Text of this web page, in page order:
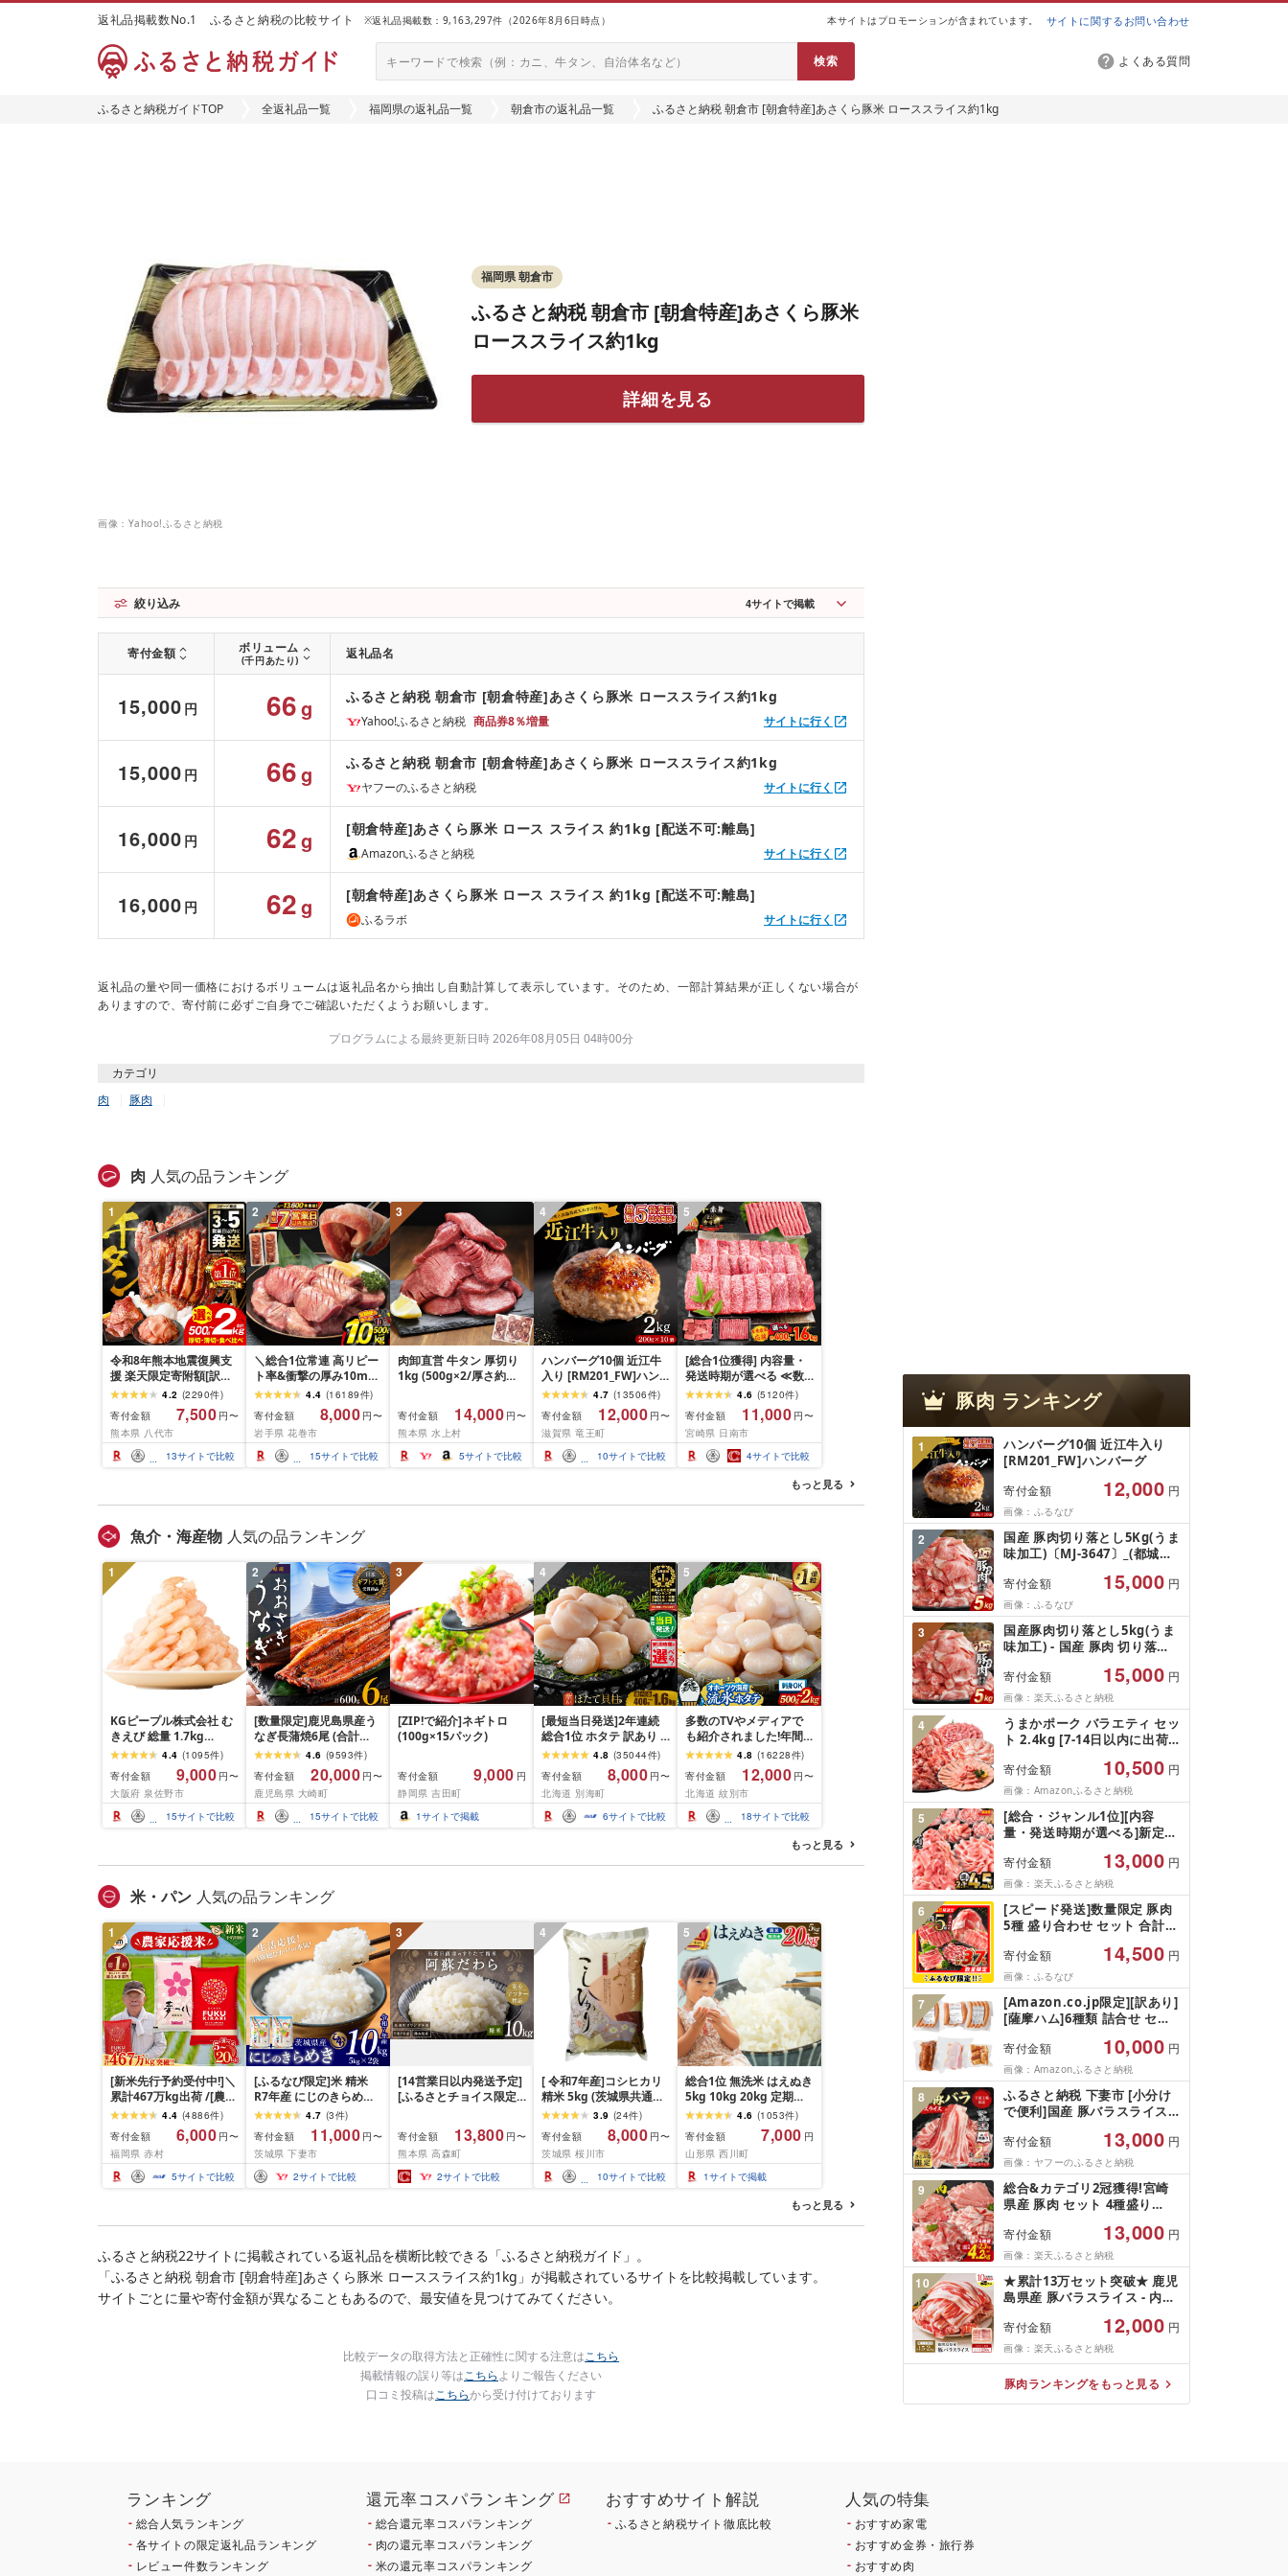
返礼品掲載数No.1 ふるさと納税の比較サイト ※返礼品掲載数：9,163,297件（2026年8月6日時点） 本サイトはプロモーションが含まれています。 サイトに関するお問い合わせ
よくある質問
ふるさと納税ガイドTOP 全返礼品一覧 福岡県の返礼品一覧 朝倉市の返礼品一覧 ふるさと納税 朝倉市 [朝倉特産]あさくら豚米 ローススライス約1kg
画像：Yahoo!ふるさと納税
福岡県 朝倉市
ふるさと納税 朝倉市 [朝倉特産]あさくら豚米
ローススライス約1kg
詳細を見る
絞り込み 4サイトで掲載
寄付金額 ボリューム
(千円あたり) 返礼品名
15,000 円 66g Yahoo!ふるさと納税
ふるさと納税 朝倉市 [朝倉特産]あさくら豚米 ローススライス約1kg
商品券8％増量 サイトに行く
15,000 円 66g ヤフーのふるさと納税
ふるさと納税 朝倉市 [朝倉特産]あさくら豚米 ローススライス約1kg
サイトに行く
16,000 円 62g Amazonふるさと納税
[朝倉特産]あさくら豚米 ロース スライス 約1kg [配送不可:離島]
サイトに行く
16,000 円 62g ふるラボ
[朝倉特産]あさくら豚米 ロース スライス 約1kg [配送不可:離島]
サイトに行く
返礼品の量や同一価格におけるボリュームは返礼品名から抽出し自動計算して表示しています。そのため、一部計算結果が正しくない場合が
ありますので、寄付前に必ずご自身でご確認いただくようお願いします。
プログラムによる最終更新日時 2026年08月05日 04時00分
カテゴリ
肉
豚肉
肉 人気の品ランキング
1
令和8年熊本地震復興支
援 楽天限定寄附額[訳あ
り]牛タン 500g〜2kg 肉
牛肉 訳あり 牛タン 冷凍
小分け 厚切り 薄切り 食
べ比べ 500g 1kg 1.5kg
2kg 牛 人気 ビーフ 牛た
ん ふるさと納税 ランキ
4.2 (2290件)
寄付金額
7,500 円〜
熊本県 八代市
13サイトで比較
2
＼総合1位常連 高リピー
ト率&衝撃の厚み10mm
厚切り牛タン 塩味/ ≪ス
ピード発送!!10営業日以
内発送≫ 選べる内容量
500g / 1kg 定期便 毎月
届く 牛肉 肉 BBQ ふるさ
と 人気 ランキング 岩手
4.4 (16189件)
寄付金額
8,000 円〜
岩手県 花巻市
15サイトで比較
3
肉卸直営 牛タン 厚切り
1kg (500g×2/厚さ約
牛肉 焼肉 冷凍 スライス
業務用 バーベキュー
BBQ おつまみ ギフト お
祝い お中元 夏ギフト
寄付金額 14,000 円〜
熊本県 水上村
5サイトで比較
4
ハンバーグ10個 近江牛
入り [RM201_FW]ハン
バーグ
4.7 (13506件)
寄付金額
12,000 円〜
滋賀県 竜王町
10サイトで比較
5
[総合1位獲得] 内容量・
発送時期が選べる ≪数
量限定≫ 宮崎牛 赤身 ス
ライス 焼肉 国産 肉 牛肉
薄切り 黒毛和牛 A4 A5
人気 小分け 焼き肉 すき
焼き しゃぶしゃぶ 牛丼
BBQ ギフト 贈り物 おす
すめ 畜産農家応援 ミヤ
4.6 (5120件)
寄付金額
11,000 円〜
宮崎県 日南市
4サイトで比較
もっと見る
魚介・海産物 人気の品ランキング
1
KGピープル株式会社 む
きえび 総量 1.7kg
(850g×2P) 特大 5Lサイ
ズ バナメイエビ バラ凍
結 下処理不要 サイズ不
揃い 訳あり
4.4 (1095件)
寄付金額
9,000 円〜
大阪府 泉佐野市
15サイトで比較
2
[数量限定]鹿児島県産う
なぎ長蒲焼6尾 (合計
600g以上)4.6 (9593件)
寄付金額
20,000 円〜
鹿児島県 大崎町
15サイトで比較
3
[ZIP!で紹介]ネギトロ
(100g×15パック)
寄付金額 9,000 円
静岡県 吉田町
1サイトで掲載
4
[最短当日発送]2年連続
総合1位 ホタテ 訳あり (
ふるさと納税 ほたて ふ
るさと納税 訳あり 帆立
ふるさと わけあり ホタ
テ貝柱 貝 人気 不揃い 刺
身 規格外 魚介 ランキン
グ 海鮮 冷凍 発送時期が
4.8 (35044件)
寄付金額
8,000 円〜
北海道 別海町
6サイトで比較
5
多数のTVやメディアで
も紹介されました!年間
総合ランキング4年連続1
位!北海道オホーツク海
産ホタテ玉冷 | ホタテ
ほたて hotate 帆立 貝柱
刺身 冷凍 貝 訳あり わけ
あり ワケアリ 大粒 サイ
ズ不揃い バラエティ 選
4.8 (16228件)
寄付金額
12,000 円〜
北海道 紋別市
18サイトで比較
もっと見る
米・パン 人気の品ランキング
1
[新米先行予約受付中!]＼
累計467万kg出荷 /[農家
応援米]訳あり 令和7年産
令和8年産ふくきらり 夢
つくし 5kg 10kg 15kg
20kg [選べる品種・内容
量・出荷時期]複数原料
米 白米 精米 国産 限定
4.4 (4886件)
寄付金額
6,000 円〜
福岡県 赤村
5サイトで比較
2
[ふるなび限定]米 精米
R7年産 にじのきらめき
10kg 10月 FN-Limited-
4.7 (3件)
寄付金額
11,000 円〜
茨城県 下妻市
2サイトで比較
3
[14営業日以内発送予定]
[ふるさとチョイス限定
だわら 熊本県 高森町 オ
リジナル米 計
10kg(5kg×2袋)精米 お
米 米 5kg×2 10kg
寄付金額 13,800 円〜
熊本県 高森町
2サイトで比較
4
[ 令和7年産]コシヒカリ
精米 5kg (茨城県共通返
礼品 かすみがうら市) 米
ごはん もっちり 甘い コ
メ お米 白米
3.9 (24件)
寄付金額
8,000 円〜
茨城県 桜川市
10サイトで比較
5
総合1位 無洗米 はえぬき
5kg 10kg 20kg 定期便
も選べる レビュー高評
価 山形県産 令和7年産
選べる内容量 発送時期
定期便 3ヶ月 6ヶ月 3回
6回 3か月 6か月 ランキ
こめ ごはん ご飯 ライス
4.6 (1053件)
寄付金額
7,000 円
山形県 西川町
1サイトで掲載
もっと見る
ふるさと納税22サイトに掲載されている返礼品を横断比較できる「ふるさと納税ガイド」。
「ふるさと納税 朝倉市 [朝倉特産]あさくら豚米 ローススライス約1kg」が掲載されているサイトを比較掲載しています。
サイトごとに量や寄付金額が異なることもあるので、最安値を見つけてみてください。
比較データの取得方法と正確性に関する注意はこちら
掲載情報の誤り等はこちらよりご報告ください
口コミ投稿はこちらから受け付けております
豚肉 ランキング
1
ハンバーグ10個 近江牛入り
[RM201_FW]ハンバーグ
寄付金額 12,000 円
画像：ふるなび
2
国産 豚肉切り落とし5Kg(うま
味加工)〔MJ-3647〕_(都城市)
寄付金額 15,000 円
画像：ふるなび
3
国産豚肉切り落とし5kg(うま
味加工) - 国産 豚肉 切り落し
昆布だし 旨味 冷凍配送 トレ
イなし ストック リピート 毎
日のお料理 便利 送料無料
寄付金額 15,000 円
画像：楽天ふるさと納税
4
うまかポーク バラエティ セッ
ト 2.4kg [7-14日以内に出荷
寄付金額 10,500 円
画像：Amazonふるさと納税
5
[総合・ジャンル1位][内容
量・発送時期が選べる]新定
4.5kg 3.6kg 2.1kg 豚肉 肉 お
肉 豚 国産 国産豚肉 訳あり 切
り落とし ハンバーグ 小分け
パック 冷凍 ストック 便利 お
すすめ 人気 ミヤチク 宮崎 ラ
ンキング ふるさと
寄付金額 13,000 円
画像：楽天ふるさと納税
6
[スピード発送]数量限定 豚肉
5種 盛り合わせ セット 合計
PR_BDV10-26-2W
寄付金額 14,500 円
画像：ふるなび
7
[Amazon.co.jp限定][訳あり]
[薩摩ハム]6種類 詰合せ セッ
ーシュー 豚トロ 豚肉 小分け
パック
寄付金額 10,000 円
画像：Amazonふるさと納税
8
ふるさと納税 下妻市 [小分け
で便利]国産 豚バラスライス
工場直送〕[さとふる限定]
寄付金額 13,000 円
画像：ヤフーのふるさと納税
9
総合&カテゴリ2冠獲得!宮崎
県産 豚肉 セット 4種盛り
&発送時期 バラ 肩ロース モ
モ 小間切れ 大容量 小分け 送
料無料
寄付金額 13,000 円
画像：楽天ふるさと納税
10
★累計13万セット突破★ 鹿児
島県産 豚バラスライス - 内容
1.5kg/2kg/ 豚バラ肉 お肉 し
ゃぶしゃぶ 冷しゃぶ 鍋 炒め
物 豚キムチ 肉巻き カミチク
冷凍 小分け パック 薄切り 豚
肉 南さつま市 送料無料
寄付金額 12,000 円
画像：楽天ふるさと納税
豚肉ランキングをもっと見る
ランキング
総合人気ランキング
各サイトの限定返礼品ランキング
レビュー件数ランキング
還元率コスパランキング
総合還元率コスパランキング
肉の還元率コスパランキング
米の還元率コスパランキング
おすすめサイト解説
ふるさと納税サイト徹底比較
人気の特集
おすすめ家電
おすすめ金券・旅行券
おすすめ肉